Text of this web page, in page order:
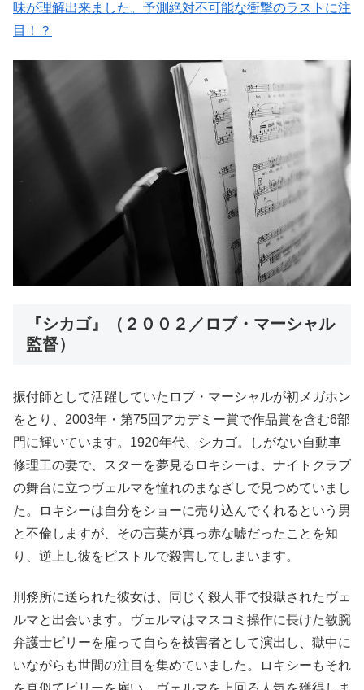
味が理解出来ました。予測絶対不可能な衝撃のラストに注
目！？
『シカゴ』（２００２／ロブ・マーシャル
監督）
振付師として活躍していたロブ・マーシャルが初メガホン
をとり、2003年・第75回アカデミー賞で作品賞を含む6部
門に輝いています。1920年代、シカゴ。しがない自動車
修理工の妻で、スターを夢見るロキシーは、ナイトクラブ
の舞台に立つヴェルマを憧れのまなざしで見つめていまし
た。ロキシーは自分をショーに売り込んでくれるという男
と不倫しますが、その言葉が真っ赤な嘘だったことを知
り、逆上し彼をピストルで殺害してしまいます。
刑務所に送られた彼女は、同じく殺人罪で投獄されたヴェ
ルマと出会います。ヴェルマはマスコミ操作に長けた敏腕
弁護士ビリーを雇って自らを被害者として演出し、獄中に
いながらも世間の注目を集めていました。ロキシーもそれ